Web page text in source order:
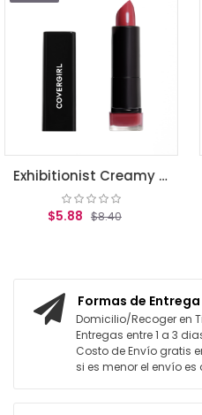
Exhibitionist Creamy Lipstick, Seduce Scalret .12 oz (3.5 g)
$5.88
Formas de Entrega
Domicilio/Recoger en
Entregas entre 1 a 3
Costo de Envío gratis
si es menor el envío es